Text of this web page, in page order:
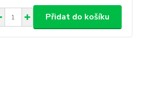
Přidat do košíku